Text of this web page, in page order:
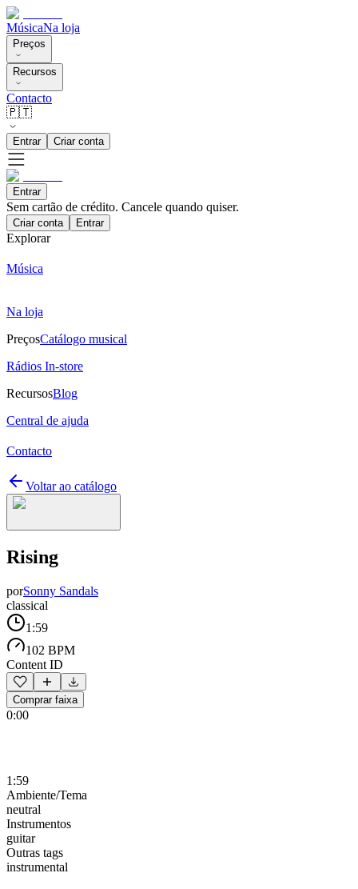
MúsicaNa loja
Preços
Recursos
Contacto
🇵🇹
Entrar Criar conta
Entrar
Sem cartão de crédito. Cancele quando quiser.
Criar conta Entrar
Explorar
Música
Na loja
PreçosCatálogo musical
Rádios In-store
RecursosBlog
Central de ajuda
Contacto
Voltar ao catálogo
Rising
porSonny Sandals
classical
1:59
102 BPM
Content ID
Comprar faixa
0:00
1:59
Ambiente/Tema
neutral
Instrumentos
guitar
Outras tags
instrumental